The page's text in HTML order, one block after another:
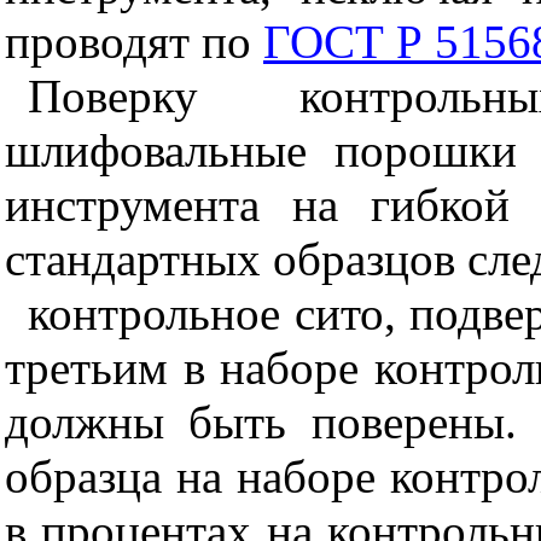
проводят по ГОСТ Р
Поверку
шлифовальные порошки
инструмента на
стандартных образцов
контрольное сито,
третьим в наборе
должны быть поверены.
образца на наборе